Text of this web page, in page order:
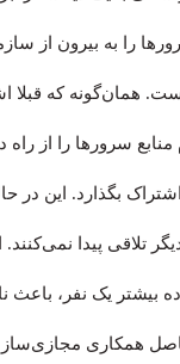
را به بیرون از
همان‌گونه که قبلا
سرورها را از راه
بگذارد. این
تلاقی پیدا
بیشتر یک نفر، باعث
همکاری مجازی‌ساز